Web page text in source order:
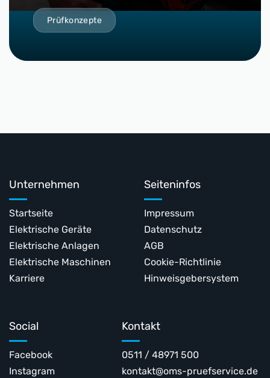
Prüfkonzepte
Unternehmen
Startseite
Elektrische Geräte
Elektrische Anlagen
Elektrische Maschinen
Karriere
Seiteninfos
Impressum
Datenschutz
AGB
Cookie-Richtlinie
Hinweisgebersystem
Social
Facebook
Instagram
Kontakt
0511 / 48971 500
kontakt@oms-pruefservice.de